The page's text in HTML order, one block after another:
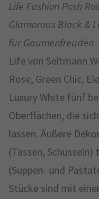
Life Fashion Posh
Glamorous Black &
für Gaumenfreuden
Life von Seltmann
Rose, Green Chic,
Luxury White fünf
Oberflächen, die
lassen. Äußere
(Tassen,
(Suppen- und
Stücke sind mit